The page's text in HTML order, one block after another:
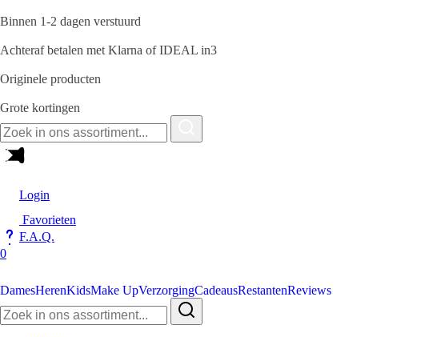
Binnen 1-2 dagen verstuurd
Achteraf betalen met Klarna of IDEAL in3
Originele producten
Grote kortingen
Zoeken
naar:
Login
Favorieten
F.A.Q.
0
DamesHerenKidsMake UpVerzorgingCadeausRestantenReviews
Zoeken
naar: